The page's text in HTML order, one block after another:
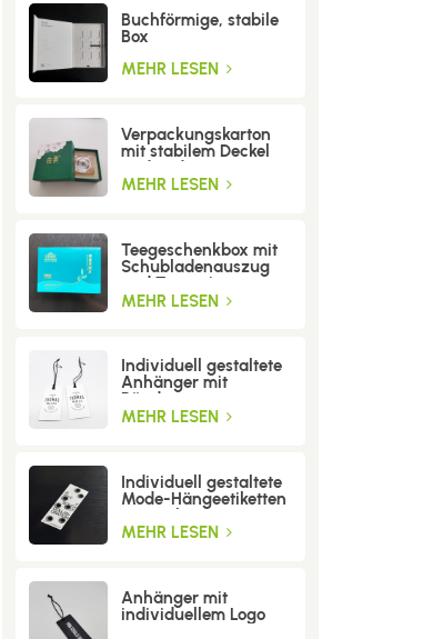
Buchförmige, stabile
Box
MEHR LESEN
Verpackungskarton
mit stabilem Deckel
und Boden
MEHR LESEN
Teegeschenkbox mit
Schubladenauszug
und Trenneinsatz
MEHR LESEN
Individuell gestaltete
Anhänger mit
Bändern
MEHR LESEN
Individuell gestaltete
Mode-Hängeetiketten
mit Löchern
MEHR LESEN
Anhänger mit
individuellem Logo